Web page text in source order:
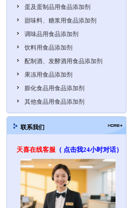
蛋及蛋制品用食品添加剂
甜味料、糖浆用食品添加剂
调味品用食品添加剂
饮料用食品添加剂
配制酒、发酵酒用食品添加剂
果冻用食品添加剂
膨化食品用食品添加剂
其他食品用食品添加剂
联系我们
天喜在线客服 （ 点击我24小时对话）